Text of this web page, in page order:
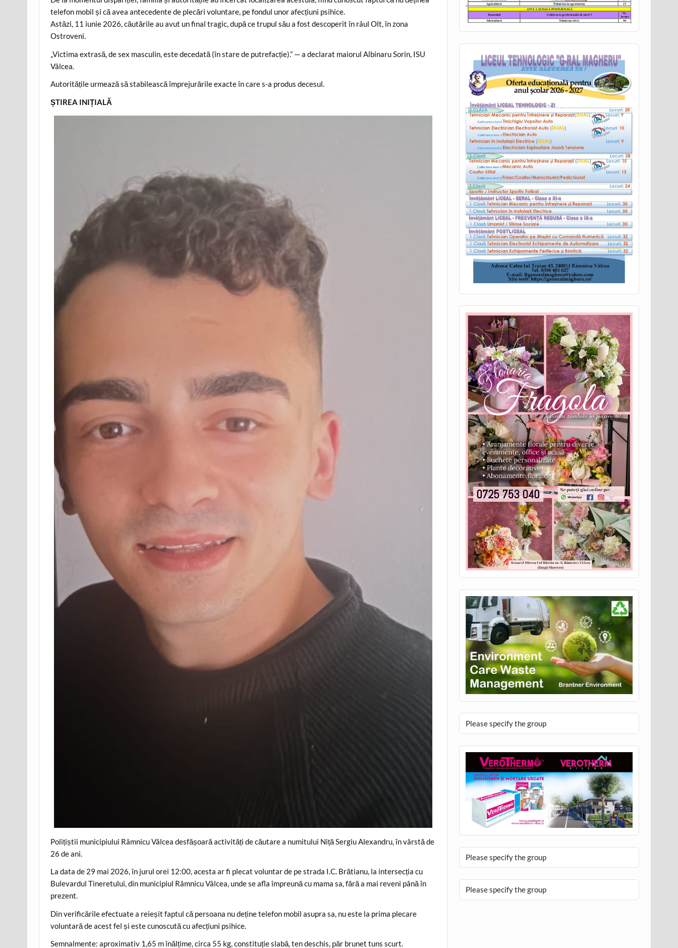
telefon mobil și că avea antecedente de plecări voluntare, pe fondul unor afecțiuni psihice.
Astăzi, 11 iunie 2026, căutările au avut un final tragic, după ce trupul său a fost descoperit în râul Olt, în zona
Ostroveni.
„Victima extrasă, de sex masculin, este decedată (în stare de putrefacție).” — a declarat maiorul Albinaru Sorin, ISU
Vâlcea.
Autoritățile urmează să stabilească împrejurările exacte în care s-a produs decesul.
ȘTIREA INIȚIALĂ
Polițiștii municipiului Râmnicu Vâlcea desfășoară activități de căutare a numitului Niță Sergiu Alexandru, în vârstă de
26 de ani.
La data de 29 mai 2026, în jurul orei 12:00, acesta ar fi plecat voluntar de pe strada I.C. Brătianu, la intersecția cu
Bulevardul Tineretului, din municipiul Râmnicu Vâlcea, unde se afla împreună cu mama sa, fără a mai reveni până în
prezent.
Din verificările efectuate a reieșit faptul că persoana nu deține telefon mobil asupra sa, nu este la prima plecare
voluntară de acest fel și este cunoscută cu afecțiuni psihice.
Semnalmente: aproximativ 1,65 m înălțime, circa 55 kg, constituție slabă, ten deschis, păr brunet tuns scurt.
Please specify the group
Please specify the group
Please specify the group